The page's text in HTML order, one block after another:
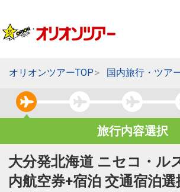
オリオンツアーTOP 国内旅行・ツア
旅行内容選択
大分発北海道 ニセコ・ル
内航空券+宿泊 交通宿泊選